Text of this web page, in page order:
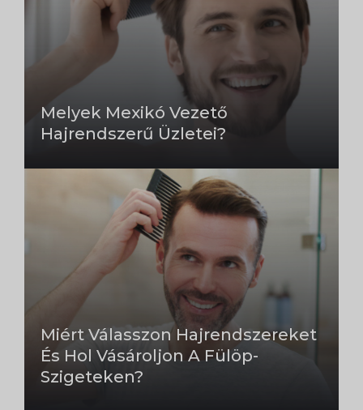
Melyek Mexikó Vezető
Hajrendszerű Üzletei?
Miért Válasszon Hajrendszereket
És Hol Vásároljon A Fülöp-
Szigeteken?